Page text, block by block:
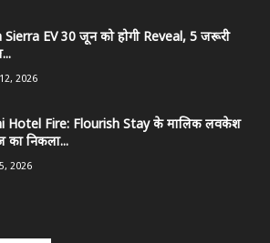
Sierra EV 30 जून को होगी Reveal, 5 जरूरी
2026
Hotel Fire: Flourish Stay के मालिक लवकेश
का निकला...
2026